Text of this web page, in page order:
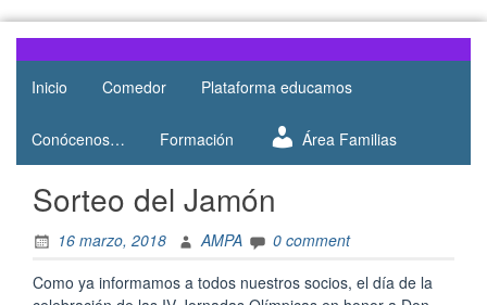
contentAMPA
Salesianos
Atocha
AMPA del
Colegio
de Atocha
Inicio Comedor Plataforma educamos
Conócenos… Formación Área Familias
Sorteo del Jamón
16 marzo, 2018 AMPA
0 comment
Como ya informamos a todos nuestros socios, el día de la